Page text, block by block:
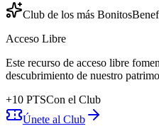
Club de los más Bonitos
Acceso Libre
Este recurso de acceso libre
descubrimiento de nuestro
+10 PTSCon el Club
Únete al Club